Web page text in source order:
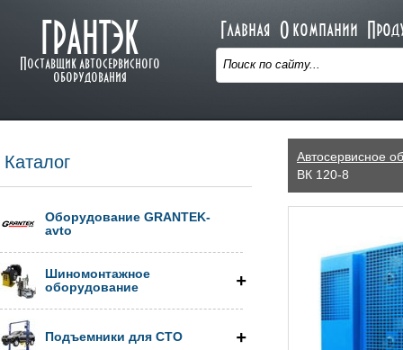
ГРАНТЭК
Поставщик автосервисного
оборудования
Главная О компании
Автосервисное
ВК 120-8
Каталог
Оборудование GRANTEK-
avto
Шиномонтажное
оборудование
Подъемники для СТО